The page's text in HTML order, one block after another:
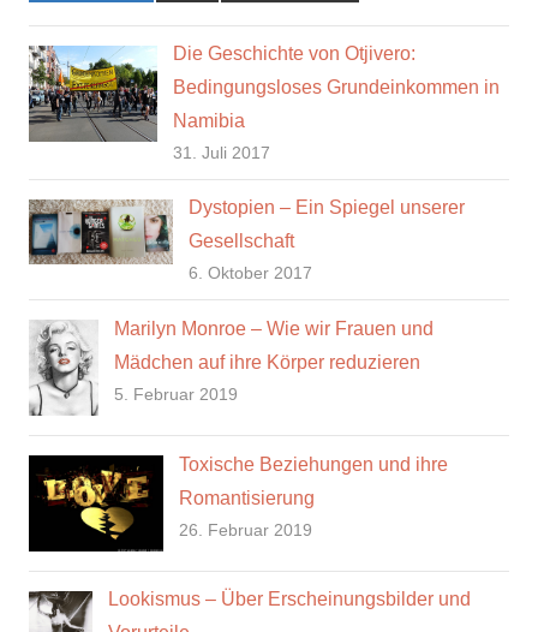
Die Geschichte von Otjivero:
Bedingungsloses Grundeinkommen in
Namibia
31. Juli 2017
Dystopien – Ein Spiegel unserer
Gesellschaft
6. Oktober 2017
Marilyn Monroe – Wie wir Frauen und
Mädchen auf ihre Körper reduzieren
5. Februar 2019
Toxische Beziehungen und ihre
Romantisierung
26. Februar 2019
Lookismus – Über Erscheinungsbilder und